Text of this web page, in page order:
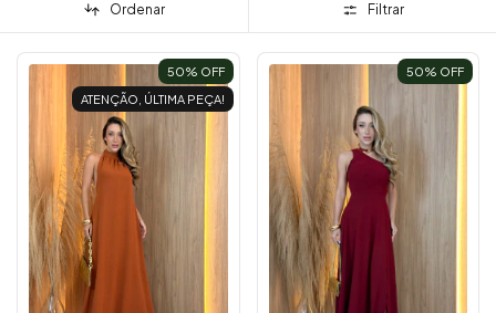
Ordenar Filtrar
50% OFF
ATENÇÃO, ÚLTIMA PEÇA!
50% OFF